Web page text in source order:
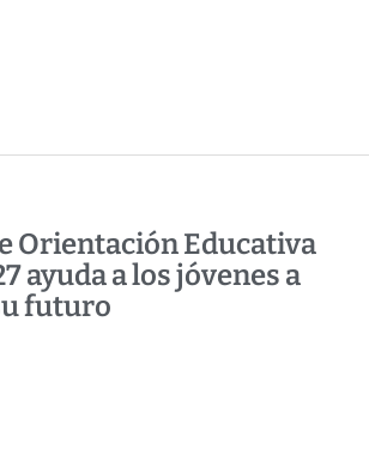
Orientación Educativa
ayuda a los jóvenes a
futuro